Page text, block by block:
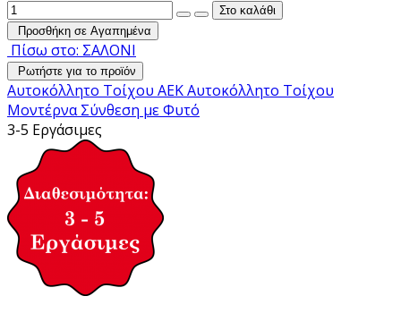
Προσθήκη σε Αγαπημένα
Πίσω στο: ΣΑΛΟΝΙ
Ρωτήστε για το προϊόν
Αυτοκόλλητο Τοίχου ΑΕΚΑυτοκόλλητο Τοίχου
Μοντέρνα Σύνθεση με Φυτό
3-5 Εργάσιμες